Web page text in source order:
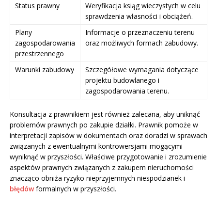
Status prawny
Weryfikacja ksiąg wieczystych w celu
sprawdzenia własności i obciążeń.
Plany
zagospodarowania
przestrzennego
Informacje o przeznaczeniu terenu
oraz możliwych formach zabudowy.
Warunki zabudowy
Szczegółowe wymagania dotyczące
projektu budowlanego i
zagospodarowania terenu.
Konsultacja z prawnikiem jest również zalecana, aby uniknąć
problemów prawnych po zakupie działki. Prawnik pomoże w
interpretacji zapisów w dokumentach oraz doradzi w sprawach
związanych z ewentualnymi kontrowersjami mogącymi
wyniknąć w przyszłości. Właściwe przygotowanie i zrozumienie
aspektów prawnych związanych z zakupem nieruchomości
znacząco obniża ryzyko nieprzyjemnych niespodzianek i
błędówformalnych w przyszłości.